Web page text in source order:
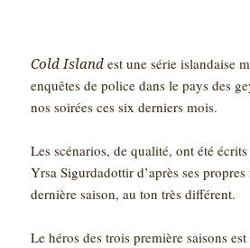
Cold Islandest une série islandaise
enquêtes de police dans le pays des
nos soirées ces six derniers mois.
Les scénarios, de qualité, ont été
Yrsa Sigurdadottir d’après ses
dernière saison, au ton très différent.
Le héros des trois première saisons